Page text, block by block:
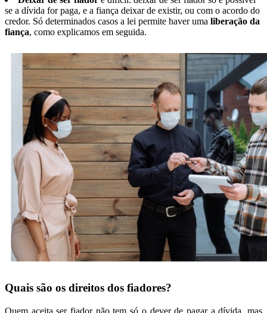
se a dívida for paga, e a fiança deixar de existir, ou com o acordo do
credor. Só determinados casos a lei permite haver uma liberação da
fiança, como explicamos em seguida.
Quais são os direitos dos fiadores?
Quem aceita ser fiador não tem só o dever de pagar a dívida, mas